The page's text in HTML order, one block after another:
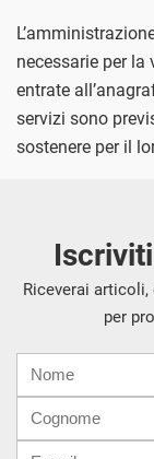
necessarie per
entrate
servizi sono
sostenere per il
Riceverai
per
mail